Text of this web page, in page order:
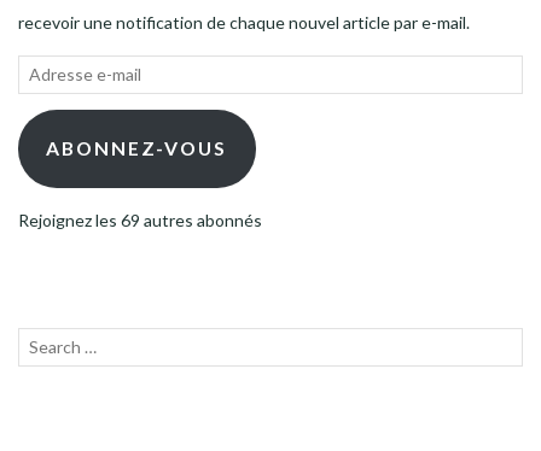
recevoir une notification de chaque nouvel article par e-mail.
Adresse
mail ABONNEZ-VOUS
Rejoignez les 69 autres abonnés
Recherche